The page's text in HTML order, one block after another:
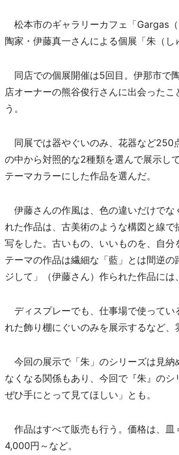
松本市のギャラリーカフェ「Gargas
陶家・伊藤真一さんによる個展「朱（し
同店での個展開催は5回目。伊那市で
店オーナーの熊谷俊行さんに出会った
う。
同展では器やぐいのみ、花器など250
の中から対照的な2種類を選んで展示し
テーマカラーにした作品を選んだ。
伊藤さんの作風は、色の違いだけでな
れた作品は、古美術のような構図と線
写をした。古いもの、いいものを、自
テーマの作品は繊細な「藍」とは間逆
ジして」（伊藤さん）作られた作品には
ディスプレーでも、仕事場で使ってい
れた飾り棚にぐいのみを展示するなど、
今回の展示で「朱」のシリーズは見納
なくなる関係もあり、今回で『朱』の
ぜひ手にとって見てほしい」とも。
作品はすべて販売も行う。価格は、
4,000円～など。